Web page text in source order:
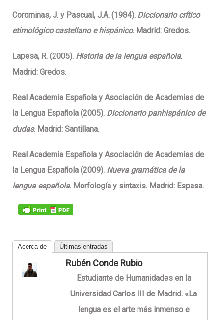
Corominas, J. y Pascual, J.A. (1984). Diccionario crítico
etimológico castellano e hispánico. Madrid: Gredos.
Lapesa, R. (2005). Historia de la lengua española.
Madrid: Gredos.
Real Academia Española y Asociación de Academias de
la Lengua Española (2005). Diccionario panhispánico de
dudas. Madrid: Santillana.
Real Academia Española y Asociación de Academias de
la Lengua Española (2009). Nueva gramática de la
lengua española. Morfología y sintaxis. Madrid: Espasa.
Acerca de Últimas entradas
Rubén Conde Rubio
Estudiante de Humanidades en la
Universidad Carlos III de Madrid. «La
lengua es el arte más inmenso e